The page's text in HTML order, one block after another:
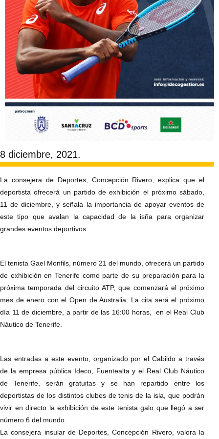
8 diciembre, 2021.
La consejera de Deportes, Concepción Rivero, explica que el
deportista ofrecerá un partido de exhibición el próximo sábado,
11 de diciembre, y señala la importancia de apoyar eventos de
este tipo que avalan la capacidad de la isña para organizar
grandes eventos deportivos.
El tenista Gael Monfils, número 21 del mundo, ofrecerá un partido
de exhibición en Tenerife como parte de su preparación para la
próxima temporada del circuito ATP, que comenzará el próximo
mes de enero con el Open de Australia. La cita será el próximo
día 11 de diciembre, a partir de las 16:00 horas, en el Real Club
Náutico de Tenerife.
Las entradas a este evento, organizado por el Cabildo a través
de la empresa pública Ideco, Fuentealta y el Real Club Náutico
de Tenerife, serán gratuitas y se han repartido entre los
deportistas de los distintos clubes de tenis de la isla, que podrán
vivir en directo la exhibición de este tenista galo que llegó a ser
número 6 del mundo.
La consejera insular de Deportes, Concepción Rivero, valora la